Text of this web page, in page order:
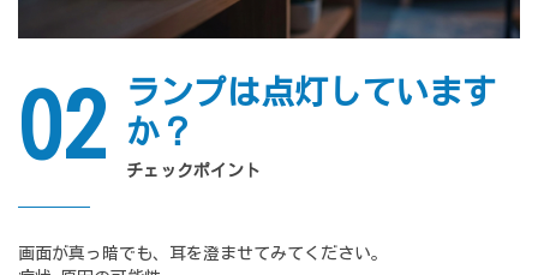
02
ランプは点灯しています
か？
チェックポイント
画面が真っ暗でも、耳を澄ませてみてください。